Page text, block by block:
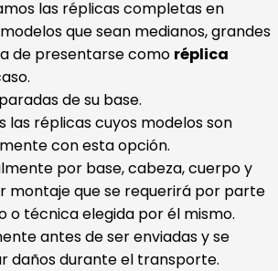
las réplicas completas en
que sean medianos, grandes
de presentarse como réplica
de su base.
las réplicas cuyos modelos son
con esta opción.
por base, cabeza, cuerpo y
que se requerirá por parte
o técnica elegida por él mismo.
antes de ser enviadas y se
daños durante el transporte.